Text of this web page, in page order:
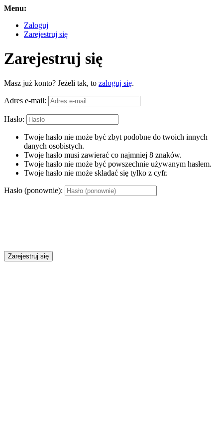
Menu:
Zaloguj
Zarejestruj się
Zarejestruj się
Masz już konto? Jeżeli tak, to zaloguj się.
Adres e-mail:
Hasło:
Twoje hasło nie może być zbyt podobne do twoich innych
danych osobistych.
Twoje hasło musi zawierać co najmniej 8 znaków.
Twoje hasło nie może być powszechnie używanym hasłem.
Twoje hasło nie może składać się tylko z cyfr.
Hasło (ponownie):
Zarejestruj się